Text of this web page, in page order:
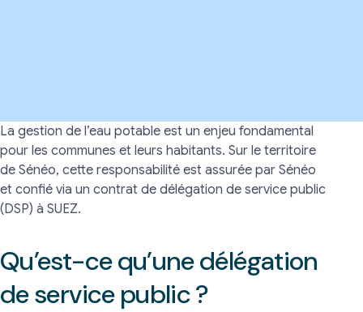
La gestion de l’eau potable est un enjeu fondamental
pour les communes et leurs habitants. Sur le territoire
de Sénéo, cette responsabilité est assurée par Sénéo
et confié via un contrat de délégation de service public
(DSP) à SUEZ.
Qu’est-ce qu’une délégation
de service public ?